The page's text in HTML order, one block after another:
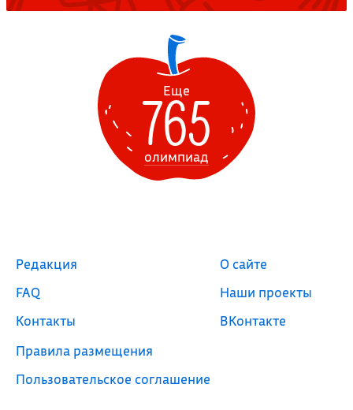
Еще
765
олимпиад
Редакция
FAQ
Контакты
Правила размещения
Пользовательское соглашение
О сайте
Наши проекты
ВКонтакте